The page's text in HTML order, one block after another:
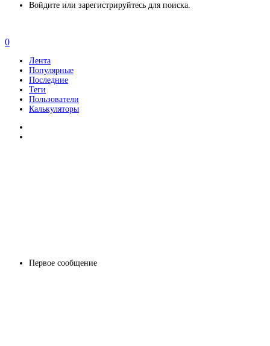
Войдите или зарегистрируйтесь для поиска.
Первое сообщение
0
Лента
Популярные
Последние
Теги
Пользователи
Калькуляторы